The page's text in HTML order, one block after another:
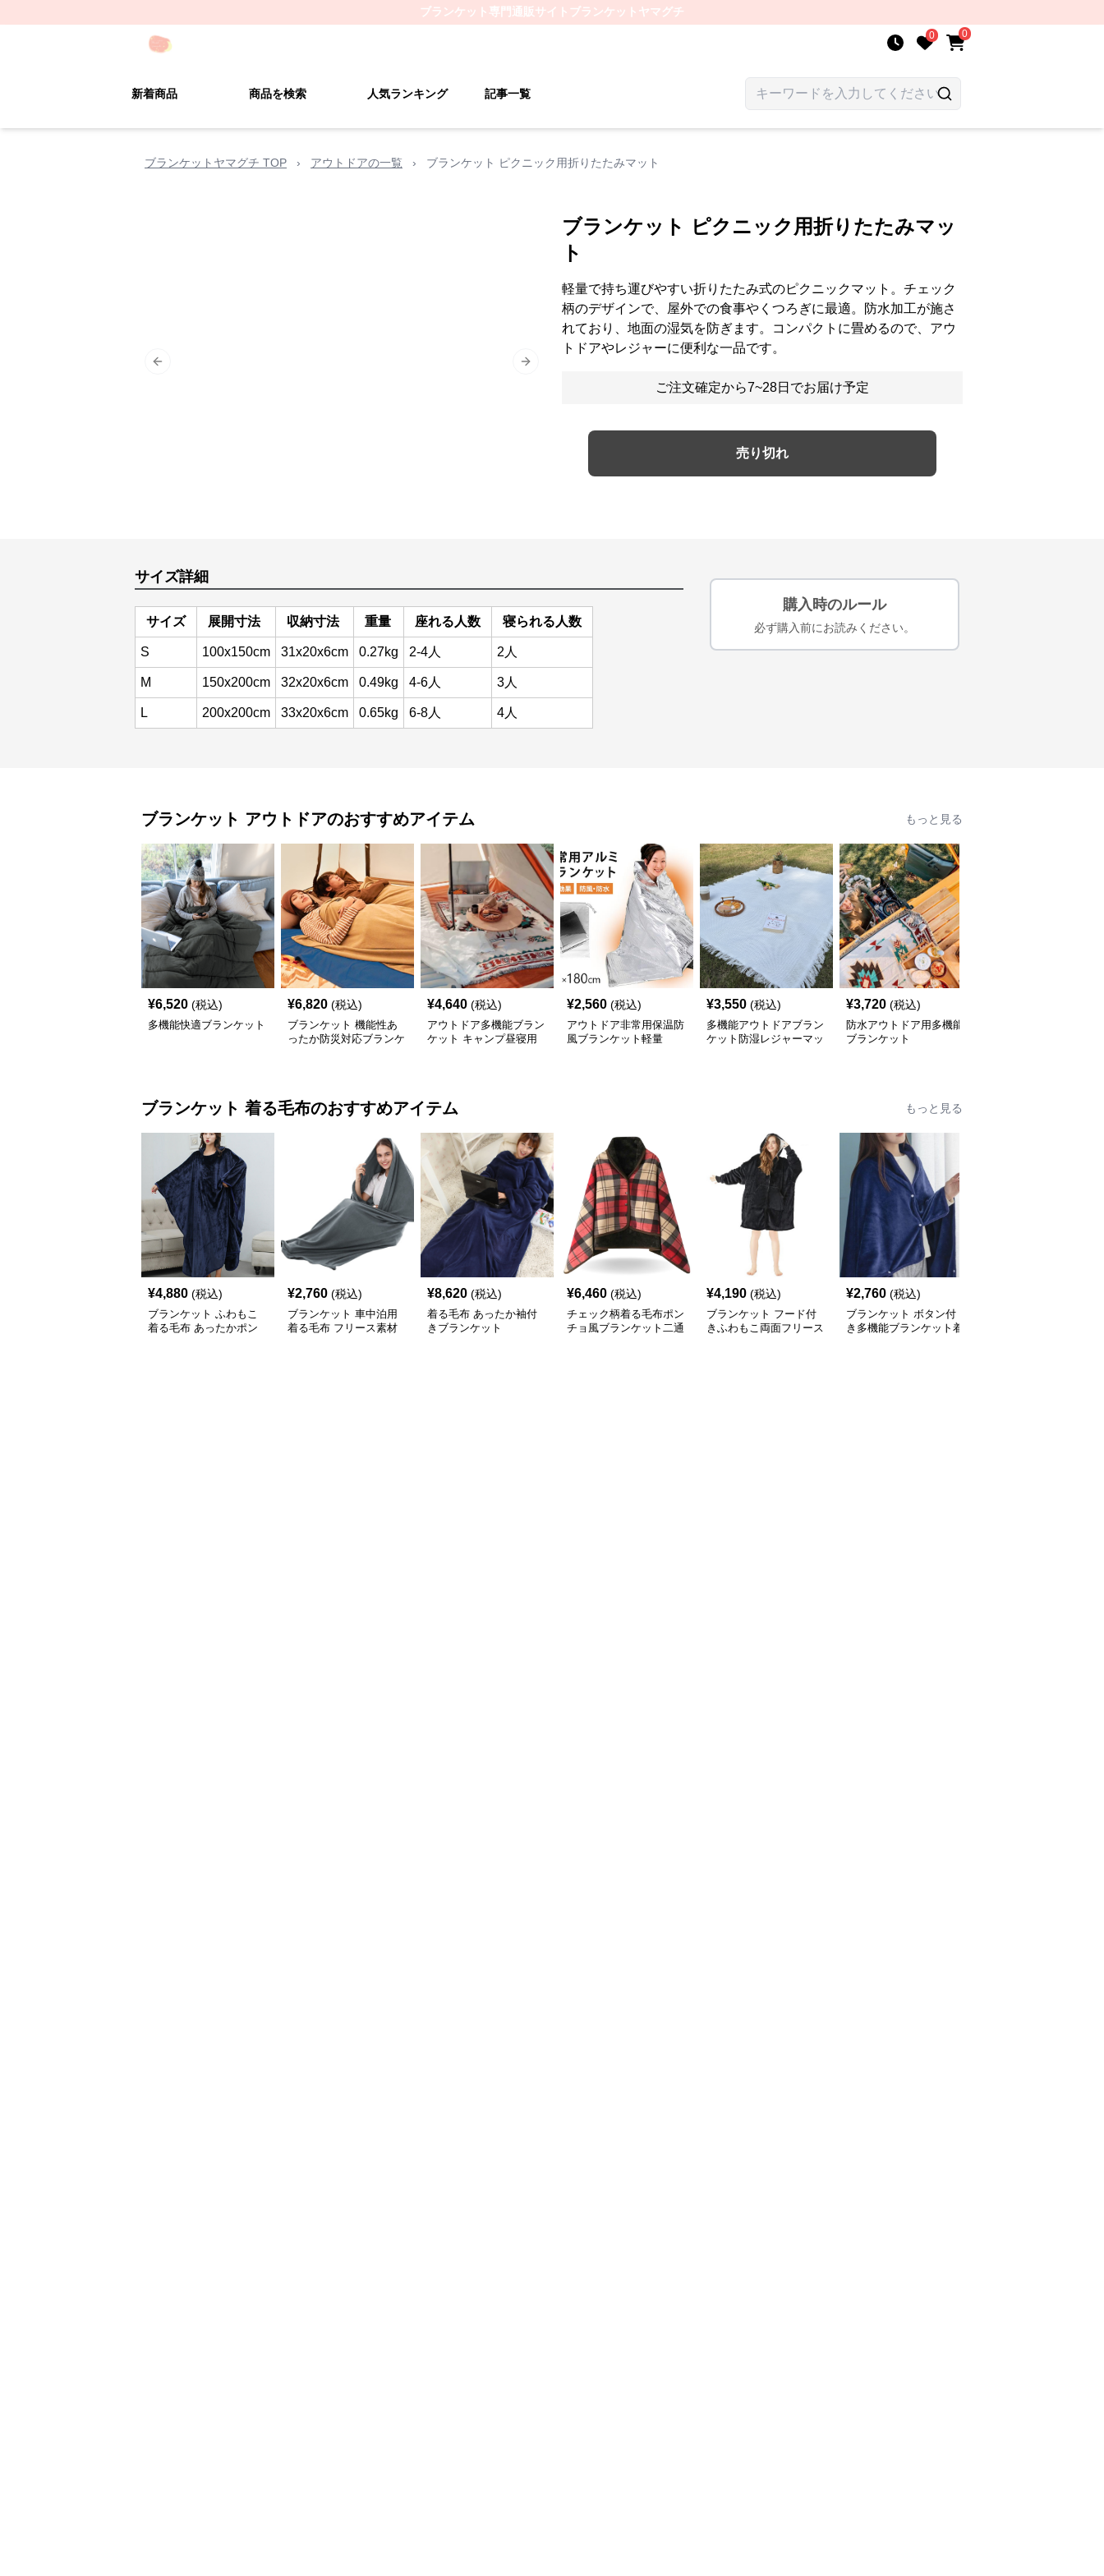
ブランケット 専門通販サイト ブランケットヤマグチ
0 0
新着商品 商品を検索 人気ランキング 記事一覧
ブランケットヤマグチ TOP › アウトドアの一覧 › ブランケット ピクニック用折りたたみマット
Previous slide Next slide
ブランケット ピクニック用折りたたみマッ
ト
軽量で持ち運びやすい折りたたみ式のピクニックマット。チェック
柄のデザインで、屋外での食事やくつろぎに最適。防水加工が施さ
れており、地面の湿気を防ぎます。コンパクトに畳めるので、アウ
トドアやレジャーに便利な一品です。
ご注文確定から7~28日でお届け予定
売り切れ
サイズ詳細
サイズ 展開寸法 収納寸法 重量 座れる人数 寝られる人数
S 100x150cm 31x20x6cm 0.27kg 2-4人 2人
M 150x200cm 32x20x6cm 0.49kg 4-6人 3人
L 200x200cm 33x20x6cm 0.65kg 6-8人 4人
購入時のルール
必ず購入前にお読みください。
ブランケット アウトドアのおすすめアイテム もっと見る
¥6,520 (税込)
多機能快適ブランケット
¥6,820 (税込)
ブランケット 機能性あ
ったか防災対応ブランケ
¥4,640 (税込)
アウトドア多機能ブラン
ケット キャンプ昼寝用
¥2,560 (税込)
アウトドア非常用保温防
風ブランケット軽量
¥3,550 (税込)
多機能アウトドアブラン
ケット防湿レジャーマッ
¥3,720 (税込)
防水アウトドア用多機能
ブランケット
ブランケット 着る毛布のおすすめアイテム もっと見る
¥4,880 (税込)
ブランケット ふわもこ
着る毛布 あったかポン
¥2,760 (税込)
ブランケット 車中泊用
着る毛布 フリース素材
¥8,620 (税込)
着る毛布 あったか袖付
きブランケット
¥6,460 (税込)
チェック柄着る毛布ポン
チョ風ブランケット二通
¥4,190 (税込)
ブランケット フード付
きふわもこ両面フリース
¥2,760 (税込)
ブランケット ボタン付
き多機能ブランケット着